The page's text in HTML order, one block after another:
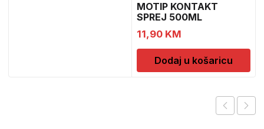
MOTIP KONTAKT
SPREJ 500ML
M090505
11,90 KM
Dodaj u košaricu